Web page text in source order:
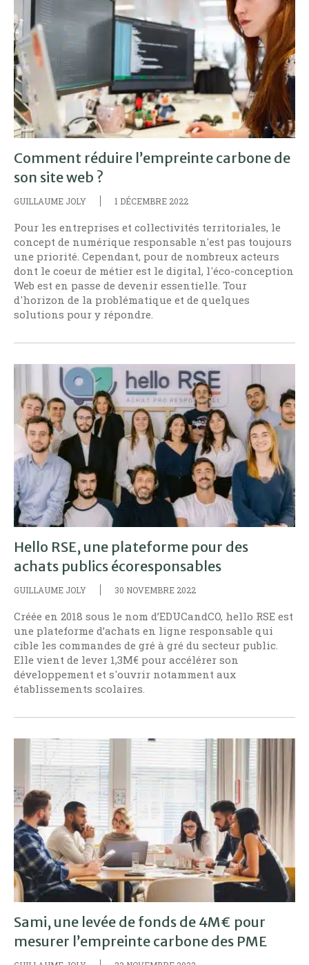
Comment réduire l’empreinte carbone de
son site web ?
GUILLAUME JOLY 1 DÉCEMBRE 2022
Pour les entreprises et collectivités territoriales, le
concept de numérique responsable n'est pas toujours
une priorité. Cependant, pour de nombreux acteurs
dont le coeur de métier est le digital, l'éco-conception
Web est en passe de devenir essentielle. Tour
d'horizon de la problématique et de quelques
solutions pour y répondre.
Hello RSE, une plateforme pour des
achats publics écoresponsables
GUILLAUME JOLY 30 NOVEMBRE 2022
Créée en 2018 sous le nom d’EDUCandCO, hello RSE est
une plateforme d’achats en ligne responsable qui
cible les commandes de gré à gré du secteur public.
Elle vient de lever 1,3M€ pour accélérer son
développement et s'ouvrir notamment aux
établissements scolaires.
Sami, une levée de fonds de 4M€ pour
mesurer l’empreinte carbone des PME